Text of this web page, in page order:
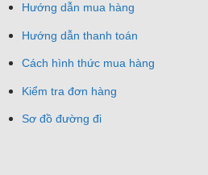
Hướng dẫn mua hàng
Hướng dẫn thanh toán
Cách hình thức mua hàng
Kiểm tra đơn hàng
Sơ đồ đường đi